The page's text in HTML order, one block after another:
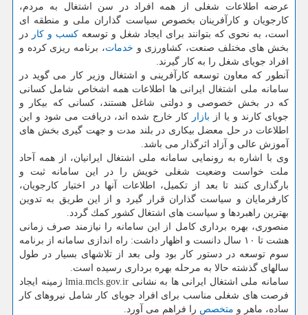
عرضه اطلاعات شغلی از همه افراد در سن اشتغال به مردم،
كارجویان و كارآفرینان بخصوص سیاست گذاران ملی و منطقه ای
است، به نحوی كه بتوانند برای ایجاد شغل و توسعه كسب و كار در
بخش های مختلف صنعت، كشاورزی و خدمات، برنامه ریزی كرده و
افراد جویای شغل را به كار گیرند.
آنطور كه معاون توسعه كارآفرینی و اشتغال وزیر كار می گوید در
سامانه ملی اشتغال ایرانی ها اطلاعات همه اشخاص شامل كسانی
كه در بخش خصوصی و دولتی شاغل هستند، كسانی كه بیكار و
جویای كارند و یا از بازار كار خارج شده اند، دریافت می شود و این
اطلاعات در حل معضل بیكاری در بلند مدت و جهت گیری بخش های
آموزش عالی و آزاد اثرگذار می باشد.
وی با اشاره به رونمایی سامانه ملی اشتغال ایرانیان، از همه آحاد
ملت خواست وضعیت شغلی خویش را در این سامانه ثبت و
بارگذاری كنند تا بعد از تكمیل، اطلاعات آنها در اختیار كارجویان،
كارفرمایان و سیاست گذاران قرار گیرد و از این طریق به تدوین
بهترین راهبردها و سیاست های اشتغال كشور كمك گردد.
منصوری، بهره برداری كامل از این سامانه را نیازمند صرف زمانی
هشت تا ۱۰ سال دانست و اظهار داشت: راه اندازی سامانه از برنامه
سوم توسعه در دستور كار بود ولی بعد از تلاشهای بسیار در طول
سالهای گذشته حالا به مرحله بهره برداری رسیده است.
سامانه ملی اشتغال ایرانی ها به نشانی lmia.mcls.gov.ir زمینه ایجاد
فرصت های شغلی مناسب برای افراد جویای كار شامل نیروهای كار
ساده، ماهر و متخصص را فراهم می آورد.